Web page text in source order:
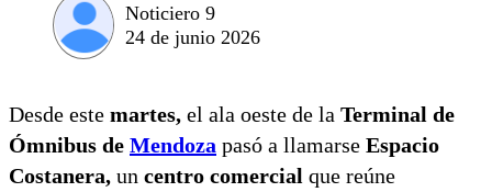
Noticiero 9
24 de junio 2026
Desde este martes, el ala oeste de la Terminal de
Ómnibus de Mendoza pasó a llamarse Espacio
Costanera, un centro comercial que reúne